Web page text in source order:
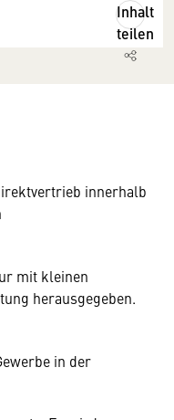
Inhalt
teilen
innerhalb
mit kleinen
herausgegeben.
in der